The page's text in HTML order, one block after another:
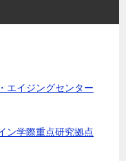
エイジングセンター
ン学際重点研究拠点